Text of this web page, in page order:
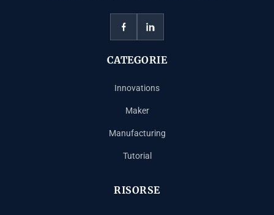
CATEGORIE
Innovations
Maker
Manufacturing
Tutorial
RISORSE